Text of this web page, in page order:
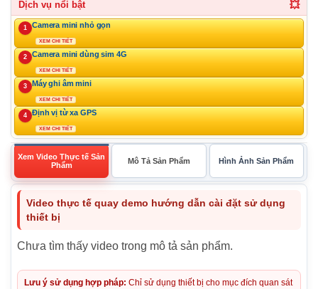
Dịch vụ nổi bật 💥
1 Camera mini nhỏ gọn
XEM CHI TIẾT
2 Camera mini dùng sim 4G
XEM CHI TIẾT
3 Máy ghi âm mini
XEM CHI TIẾT
4 Định vị từ xa GPS
XEM CHI TIẾT
Xem Video Thực tế Sản
Phẩm
Mô Tả Sản Phẩm Hình Ảnh Sản Phẩm
Video thực tế quay demo hướng dẫn cài đặt sử dụng
thiết bị
Chưa tìm thấy video trong mô tả sản phẩm.
Lưu ý sử dụng hợp pháp: Chỉ sử dụng thiết bị cho mục đích quan sát